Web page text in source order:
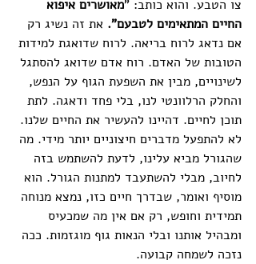
צו הטבע. והוא כותב: "מאושרים איפוא
החיים המתאימים לטבעם". את זה נשיג רק
אם נדאג לרוח בריאה. לרוח שדואגת למידות
הטובות של האדם. רוח אדם שדואג להסתגל
לשינויים, מבין את השפעת הגוף על הנפש,
והחלק הרלוונטי לנו, בלי פחד ודאגה. לתת
תוכן לחיים. דהיינו להעשיר את החיים שלנו.
לא להתפעל מדברים חיצוניים יותר מידי. מה
שהגורל מביא עלינו, לדעת להשתמש בזה
לחיוב, מבלי להשתעבד למתנות הגורל. הוא
מוסיף ואומר, שבדרך חיים כזו, נמצא מנוחה
תמידית וחופש, רק אם אין מה שמכעיס
ומבהיל אותנו ובלי הנאות גוף מוגזמות. ככה
נזכה לשמחה קבועה.